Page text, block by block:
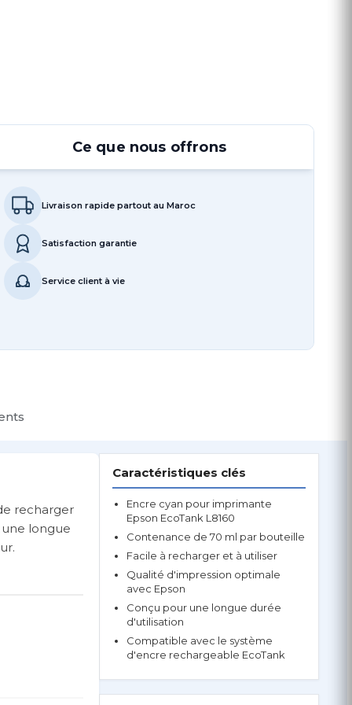
Ce que nous offrons
Livraison rapide partout au Maroc
Satisfaction garantie
Service client à vie
recharger
longue
Caractéristiques clés
Encre cyan pour imprimante
Epson EcoTank L8160
Contenance de 70 ml par bouteille
Facile à recharger et à utiliser
Qualité d'impression optimale
avec Epson
Conçu pour une longue durée
d'utilisation
Compatible avec le système
d'encre rechargeable EcoTank